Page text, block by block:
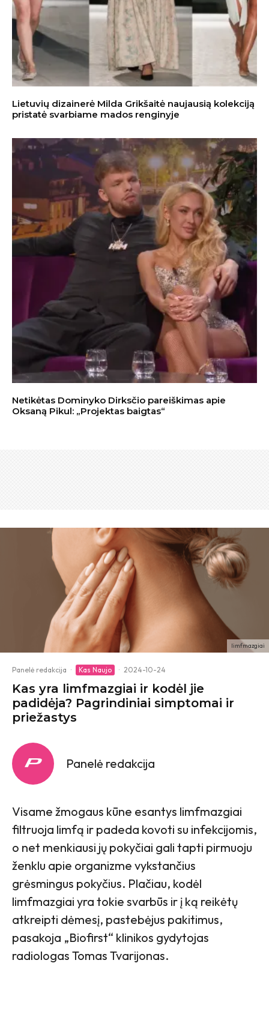
Lietuvių dizainerė Milda Grikšaitė naujausią kolekciją
pristatė svarbiame mados renginyje
Netikėtas Dominyko Dirksčio pareiškimas apie
Oksaną Pikul: „Projektas baigtas“
limfmazgiai
Panelė redakcija · Kas Naujo · 2024-10-24
Kas yra limfmazgiai ir kodėl jie
padidėja? Pagrindiniai simptomai ir
priežastys
Panelė redakcija
Visame žmogaus kūne esantys limfmazgiai
filtruoja limfą ir padeda kovoti su infekcijomis,
o net menkiausi jų pokyčiai gali tapti pirmuoju
ženklu apie organizme vykstančius
grėsmingus pokyčius. Plačiau, kodėl
limfmazgiai yra tokie svarbūs ir į ką reikėtų
atkreipti dėmesį, pastebėjus pakitimus,
pasakoja „Biofirst“ klinikos gydytojas
radiologas Tomas Tvarijonas.